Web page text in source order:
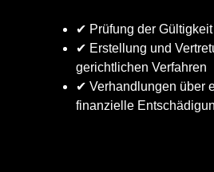
✔ Prüfung der
✔ Erstellung und
gerichtlichen Verfahren
✔ Verhandlungen über
finanzielle